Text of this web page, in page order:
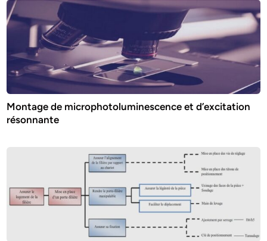
Montage de microphotoluminescence et d’excitation
résonnante